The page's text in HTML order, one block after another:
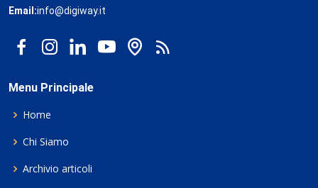
Email:info@digiway.it
Menu Principale
Home
Chi Siamo
Archivio articoli